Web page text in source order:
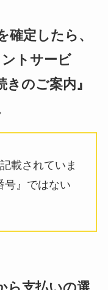
確定したら、
ントサービ
のご案内』
載されていま
号』ではない